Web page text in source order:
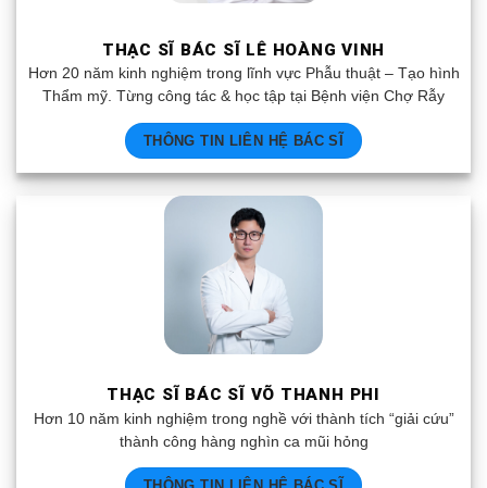
THẠC SĨ BÁC SĨ LÊ HOÀNG VINH
Hơn 20 năm kinh nghiệm trong lĩnh vực Phẫu thuật – Tạo hình
Thẩm mỹ. Từng công tác & học tập tại Bệnh viện Chợ Rẫy
THÔNG TIN LIÊN HỆ BÁC SĨ
THẠC SĨ BÁC SĨ VÕ THANH PHI
Hơn 10 năm kinh nghiệm trong nghề với thành tích “giải cứu”
thành công hàng nghìn ca mũi hỏng